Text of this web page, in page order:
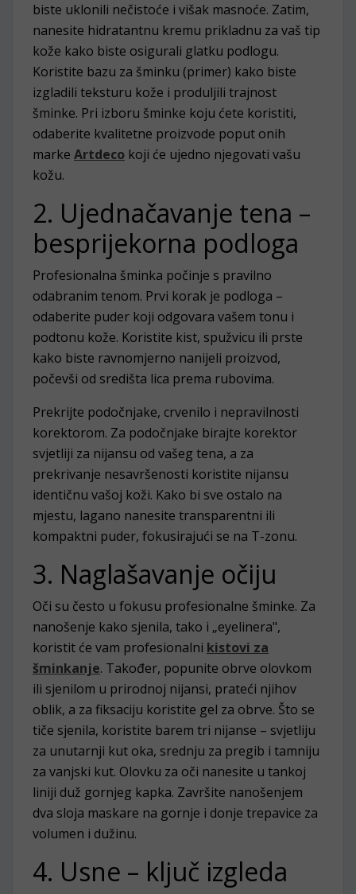
biste uklonili nečistoće i višak masnoće. Zatim,
nanesite hidratantnu kremu prikladnu za vaš tip
kože kako biste osigurali glatku podlogu.
Koristite bazu za šminku (primer) kako biste
izgladili teksturu kože i produljili trajnost
šminke. Pri izboru šminke koju ćete koristiti,
odaberite kvalitetne proizvode poput onih
marke Artdeco koji će ujedno njegovati vašu
kožu.
2. Ujednačavanje tena –
besprijekorna podloga
Profesionalna šminka počinje s pravilno
odabranim tenom. Prvi korak je podloga –
odaberite puder koji odgovara vašem tonu i
podtonu kože. Koristite kist, spužvicu ili prste
kako biste ravnomjerno nanijeli proizvod,
počevši od središta lica prema rubovima.
Prekrijte podočnjake, crvenilo i nepravilnosti
korektorom. Za podočnjake birajte korektor
svjetliji za nijansu od vašeg tena, a za
prekrivanje nesavršenosti koristite nijansu
identičnu vašoj koži. Kako bi sve ostalo na
mjestu, lagano nanesite transparentni ili
kompaktni puder, fokusirajući se na T-zonu.
3. Naglašavanje očiju
Oči su često u fokusu profesionalne šminke. Za
nanošenje kako sjenila, tako i „eyelinera",
koristit će vam profesionalni kistovi za
šminkanje. Također, popunite obrve olovkom
ili sjenilom u prirodnoj nijansi, prateći njihov
oblik, a za fiksaciju koristite gel za obrve. Što se
tiče sjenila, koristite barem tri nijanse – svjetliju
za unutarnji kut oka, srednju za pregib i tamniju
za vanjski kut. Olovku za oči nanesite u tankoj
liniji duž gornjeg kapka. Završite nanošenjem
dva sloja maskare na gornje i donje trepavice za
volumen i dužinu.
4. Usne – ključ izgleda